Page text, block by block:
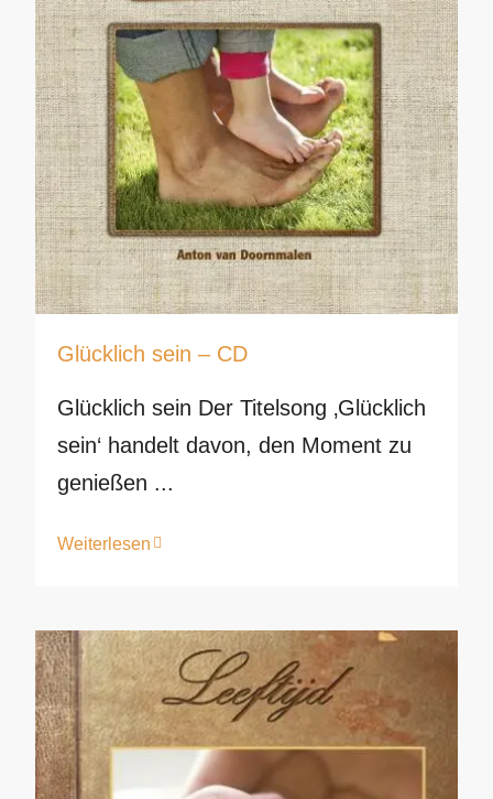
Glücklich sein – CD
Glücklich sein Der Titelsong ‚Glücklich
sein‘ handelt davon, den Moment zu
genießen ...
Weiterlesen